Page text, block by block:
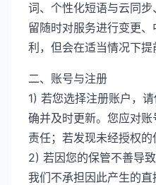
词、个性化短语与云同
留随时对服务进行变更
利，但会在适当情况下提
二、账号与注册
1) 若您选择注册账户，
确并及时更新。您应对
责任；若发现未经授权的
2) 若因您的保管不善导
我们不承担因此产生的